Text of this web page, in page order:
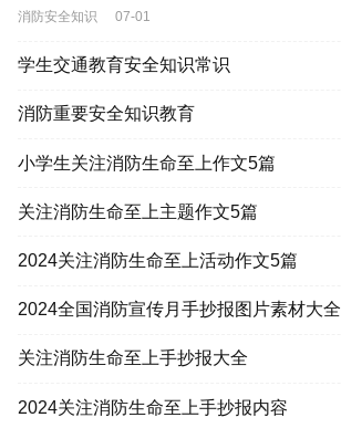
消防安全知识 07-01
学生交通教育安全知识常识
消防重要安全知识教育
小学生关注消防生命至上作文5篇
关注消防生命至上主题作文5篇
2024关注消防生命至上活动作文5篇
2024全国消防宣传月手抄报图片素材大全
关注消防生命至上手抄报大全
2024关注消防生命至上手抄报内容